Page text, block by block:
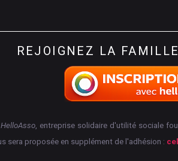
REJOIGNEZ LA FAMILLE
HelloAsso , entreprise solidaire d'utilité sociale
sera proposée en supplément de l'adhésion :